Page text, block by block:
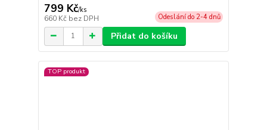
799 Kč/ks
660 Kč bez DPH Odeslání do 2-4 dnů
Přidat do košíku
TOP produkt